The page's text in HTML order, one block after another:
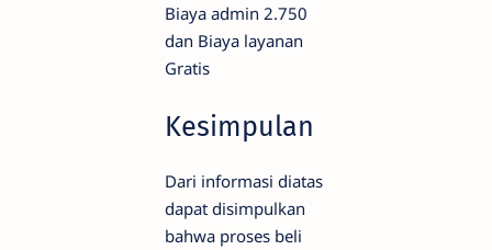
Biaya admin 2.750
dan Biaya layanan
Gratis
Kesimpulan
Dari informasi diatas
dapat disimpulkan
bahwa proses beli